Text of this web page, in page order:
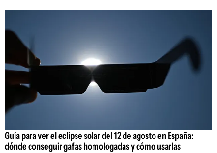
Guía para ver el eclipse solar del 12 de agosto en España:
dónde conseguir gafas homologadas y cómo usarlas